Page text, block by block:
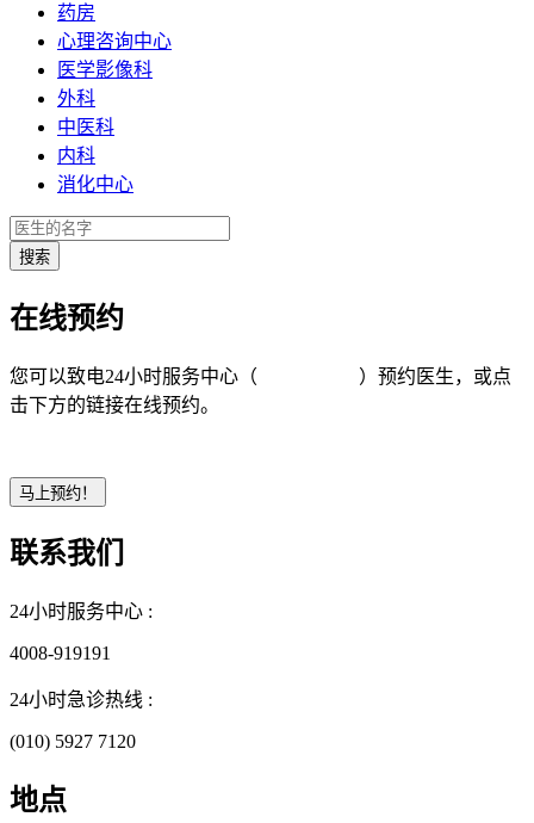
药房
心理咨询中心
医学影像科
外科
中医科
内科
消化中心
在线预约
您可以致电24小时服务中心（
）预约医生，或点
击下方的链接在线预约。
联系我们
24小时服务中心 :
4008-919191
24小时急诊热线 :
(010) 5927 7120
地点